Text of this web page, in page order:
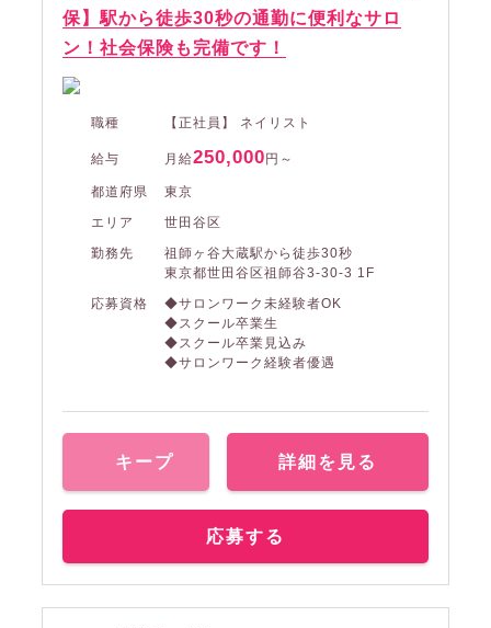
保】駅から徒歩30秒の通勤に便利なサロ
ン！社会保険も完備です！
職種 【正社員】 ネイリスト
給与 月給250,000 円～
都道府県
東京
エリア
世田谷区
勤務先
祖師ヶ谷大蔵駅から徒歩30秒
東京都世田谷区祖師谷3-30-3 1F
応募資格
◆サロンワーク未経験者OK
◆スクール卒業生
◆スクール卒業見込み
◆サロンワーク経験者優遇
キープ 詳細を見る
応募する